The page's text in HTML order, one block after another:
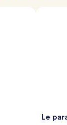
Le